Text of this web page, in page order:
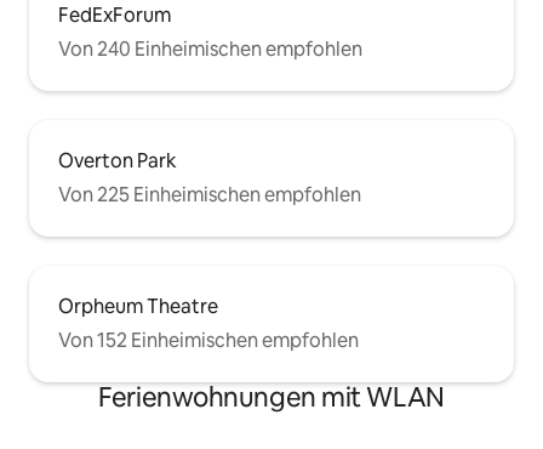
FedExForum
Von 240 Einheimischen empfohlen
Overton Park
Von 225 Einheimischen empfohlen
Orpheum Theatre
Von 152 Einheimischen empfohlen
Ferienwohnungen mit WLAN